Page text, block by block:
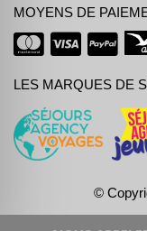
MOYENS DE
LES MARQUES DE
©